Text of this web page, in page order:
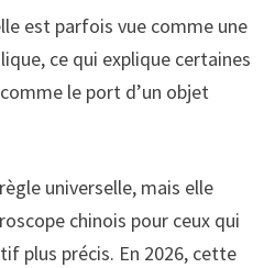
est parfois vue comme une
ce qui explique certaines
le port d’un objet
universelle, mais elle
chinois pour ceux qui
plus précis. En 2026, cette